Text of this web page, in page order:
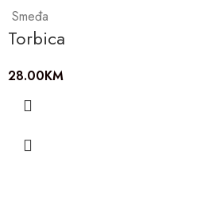
Smeđa
Torbica
28.00KM